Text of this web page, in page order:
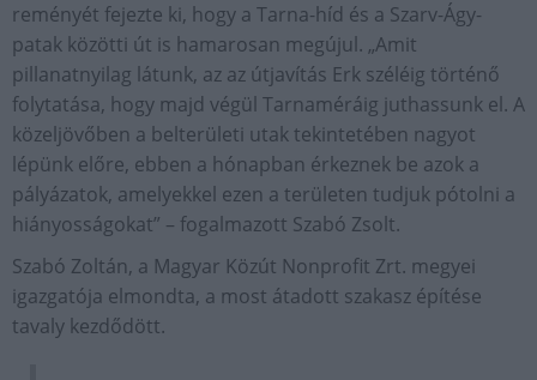
reményét fejezte ki, hogy a Tarna-híd és a Szarv-Ágy-
patak közötti út is hamarosan megújul. „Amit
pillanatnyilag látunk, az az útjavítás Erk széléig történő
folytatása, hogy majd végül Tarnaméráig juthassunk el. A
közeljövőben a belterületi utak tekintetében nagyot
lépünk előre, ebben a hónapban érkeznek be azok a
pályázatok, amelyekkel ezen a területen tudjuk pótolni a
hiányosságokat” – fogalmazott Szabó Zsolt.
Szabó Zoltán, a Magyar Közút Nonprofit Zrt. megyei
igazgatója elmondta, a most átadott szakasz építése
tavaly kezdődött.